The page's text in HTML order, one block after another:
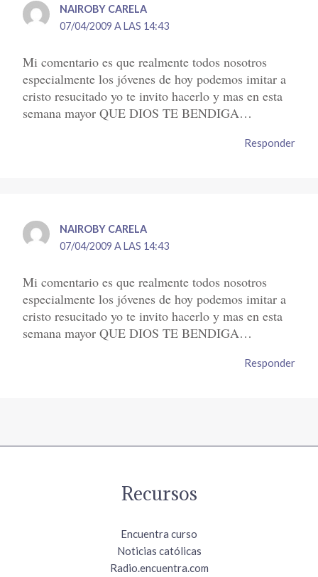
NAIROBY CARELA
07/04/2009 A LAS 14:43
Mi comentario es que realmente todos nosotros
especialmente los jóvenes de hoy podemos imitar a
cristo resucitado yo te invito hacerlo y mas en esta
semana mayor QUE DIOS TE BENDIGA…
Responder
NAIROBY CARELA
07/04/2009 A LAS 14:43
Mi comentario es que realmente todos nosotros
especialmente los jóvenes de hoy podemos imitar a
cristo resucitado yo te invito hacerlo y mas en esta
semana mayor QUE DIOS TE BENDIGA…
Responder
Recursos
Encuentra curso
Noticias católicas
Radio.encuentra.com